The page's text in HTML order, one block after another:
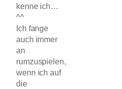
kenne ich…
^^
Ich fange
auch immer
an
rumzuspielen,
wenn ich auf
die